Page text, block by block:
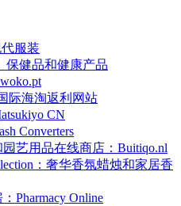
服装
保健品和健康产品
际海淘返利网站
CN
Converters
艺用品在线商店：Buitiqo.nl
：奢华香氛蜡烛和家居香
Pharmacy Online